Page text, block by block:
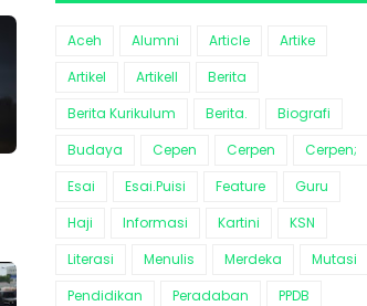
Aceh Alumni Article
Artike
Artikel
Artikell
Berita
Berita Kurikulum
Berita.
Biografi
Budaya
Cepen Cerpen
Cerpen;
Esai
Esai.Puisi Feature
Guru
Haji
Informasi Kartini
KSN
Literasi
Menulis Merdeka
Mutasi
Pendidikan
Peradaban
PPDB